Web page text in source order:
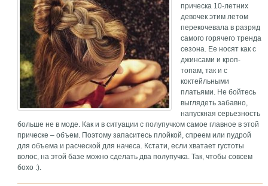
прическа 10-летних
девочек этим летом
перекочевала в разряд
самого горячего тренда
сезона. Ее носят как с
джинсами и кроп-
топам, так и с
коктейльными
платьями. Не бойтесь
выглядеть забавно,
напускная серьезность
больше не в моде. Как и в ситуации с полупучком самое главное в этой
прическе – объем. Поэтому запаситесь плойкой, спреем или пудрой
для объема и расческой для начеса. Кстати, если хватает густоты
волос, на этой базе можно сделать два полупучка. Так, чтобы совсем
бохо :).